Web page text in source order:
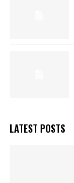
LATEST POSTS